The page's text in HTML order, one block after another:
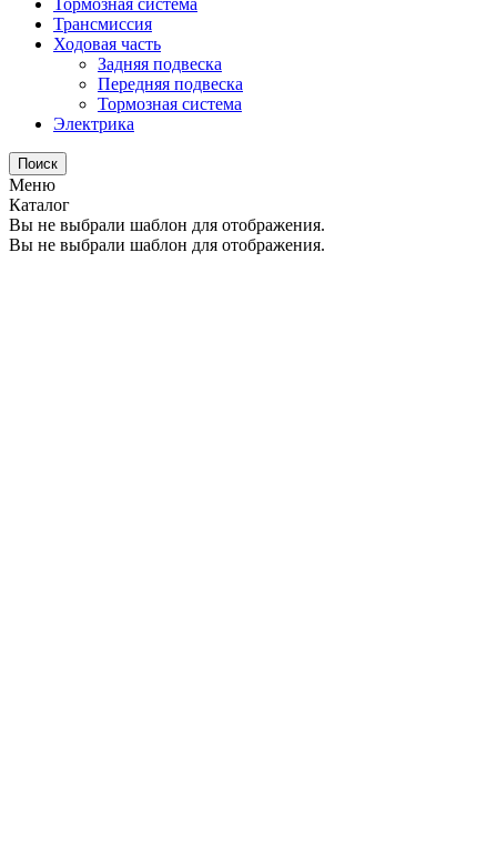
Тормозная система
Трансмиссия
Ходовая часть
Задняя подвеска
Передняя подвеска
Тормозная система
Электрика
Поиск
Меню
Каталог
Вы не выбрали шаблон для отображения.
Вы не выбрали шаблон для отображения.